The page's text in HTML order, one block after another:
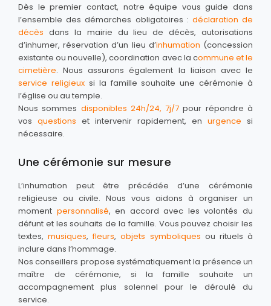
Dès le premier contact, notre équipe vous guide dans
l’ensemble des démarches obligatoires : déclaration de
décès dans la mairie du lieu de décès, autorisations
d’inhumer, réservation d’un lieu d’inhumation (concession
existante ou nouvelle), coordination avec la commune et le
cimetière. Nous assurons également la liaison avec le
service religieuxsi la famille souhaite une cérémonie à
l’église ou au temple.
Nous sommes disponibles 24h/24, 7j/7 pour répondre à
vos questions et intervenir rapidement, en urgence si
nécessaire.
Une cérémonie sur mesure
L’inhumation peut être précédée d’une cérémonie
religieuse ou civile. Nous vous aidons à organiser un
moment personnalisé, en accord avec les volontés du
défunt et les souhaits de la famille. Vous pouvez choisir les
textes,musiques,fleurs,objets symboliques ou rituels à
inclure dans l’hommage.
Nos conseillers propose systématiquement la présence un
maître de cérémonie, si la famille souhaite un
accompagnement plus solennel pour le déroulé du
service.